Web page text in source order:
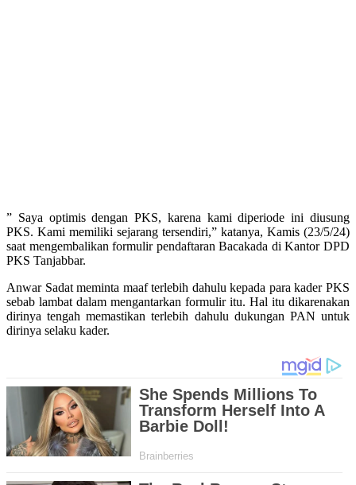
” Saya optimis dengan PKS, karena kami diperiode ini diusung
PKS. Kami memiliki sejarang tersendiri,” katanya, Kamis (23/5/24)
saat mengembalikan formulir pendaftaran Bacakada di Kantor DPD
PKS Tanjabbar.
Anwar Sadat meminta maaf terlebih dahulu kepada para kader PKS
sebab lambat dalam mengantarkan formulir itu. Hal itu dikarenakan
dirinya tengah memastikan terlebih dahulu dukungan PAN untuk
dirinya selaku kader.